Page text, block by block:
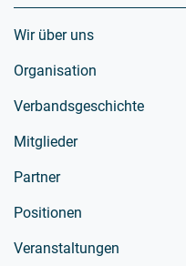
Wir über uns
Organisation
Verbandsgeschichte
Mitglieder
Partner
Positionen
Veranstaltungen